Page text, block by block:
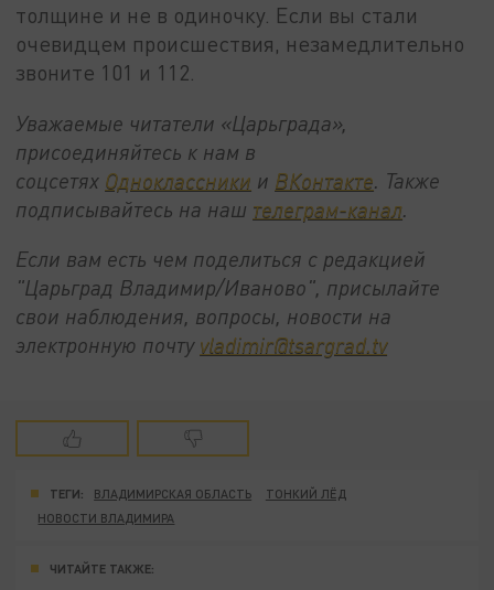
толщине и не в одиночку. Если вы стали
очевидцем происшествия, незамедлительно
звоните 101 и 112.
Уважаемые читатели «Царьграда»,
присоединяйтесь к нам в
соцсетях Одноклассники и ВКонтакте . Также
подписывайтесь на наш телеграм-канал
Если вам есть чем поделиться с редакцией
"Царьград Владимир/Иваново", присылайте
свои наблюдения, вопросы, новости на
электронную почту vladimir@tsargrad.tv
ТЕГИ: ВЛАДИМИРСКАЯ ОБЛАСТЬ
ТОНКИЙ ЛЁД
НОВОСТИ ВЛАДИМИРА
ЧИТАЙТЕ ТАКЖЕ: